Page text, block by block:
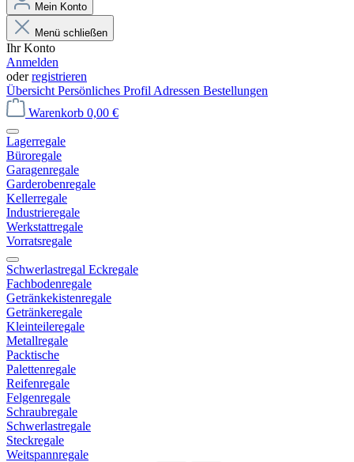
Mein Konto
Menü schließen
Ihr Konto
Anmelden
oderregistrieren
Übersicht Persönliches Profil Adressen Bestellungen
Warenkorb 0,00 €
Lagerregale
Büroregale
Garagenregale
Garderobenregale
Kellerregale
Industrieregale
Werkstattregale
Vorratsregale
Schwerlastregal Eckregale
Fachbodenregale
Getränkekistenregale
Getränkeregale
Kleinteileregale
Metallregale
Packtische
Palettenregale
Reifenregale
Felgenregale
Schraubregale
Schwerlastregale
Steckregale
Weitspannregale